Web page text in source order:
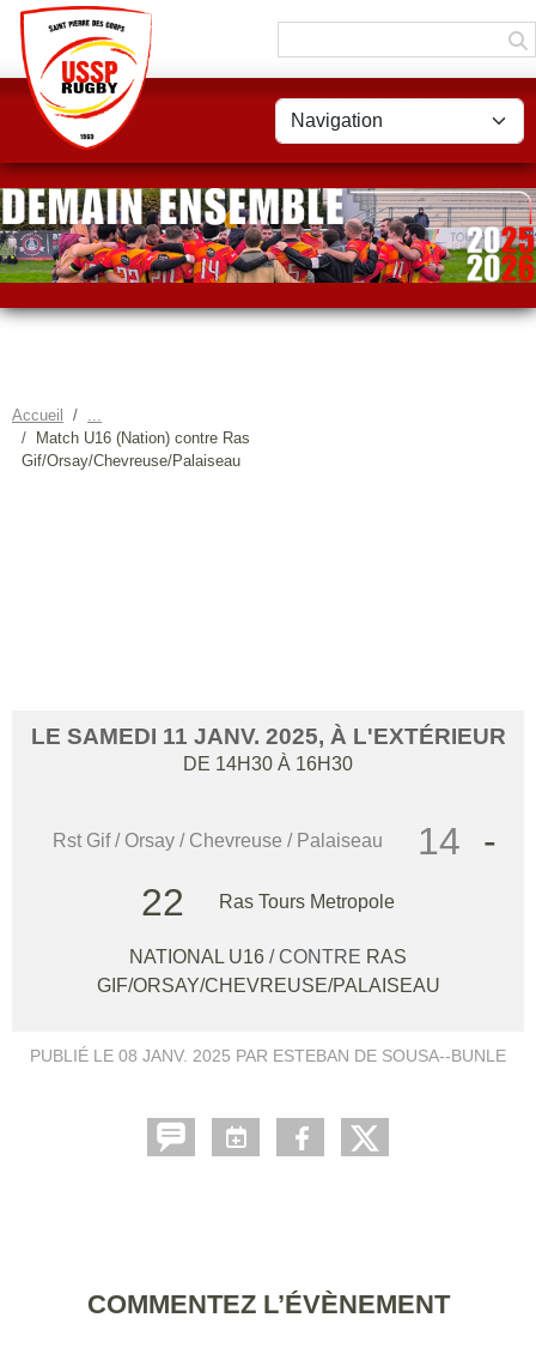
Accueil
Match U16 (Nation) contre Ras
Gif/Orsay/Chevreuse/Palaiseau
LE SAMEDI 11 JANV. 2025, À L'EXTÉRIEUR
DE 14H30 À 16H30
Rst Gif / Orsay / Chevreuse / Palaiseau 14 -
22
Ras Tours Metropole
NATIONAL U16 / CONTRE RAS
GIF/ORSAY/CHEVREUSE/PALAISEAU
PUBLIÉ LE 08 JANV. 2025 PAR ESTEBAN DE SOUSA--BUNLE
COMMENTEZ L’ÉVÈNEMENT
Panneau de gestion des cookies